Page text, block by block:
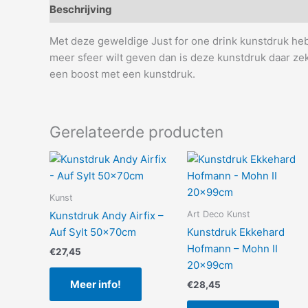
Beschrijving
Met deze geweldige Just for one drink kunstdruk
meer sfeer wilt geven dan is deze kunstdruk daar
een boost met een kunstdruk.
Gerelateerde producten
Kunst
Kunstdruk Andy Airfix –
Auf Sylt 50x70cm
€27,45
Meer info!
Art Deco Kunst
Kunstdruk Ekkehard
Hofmann – Mohn II
20x99cm
€28,45